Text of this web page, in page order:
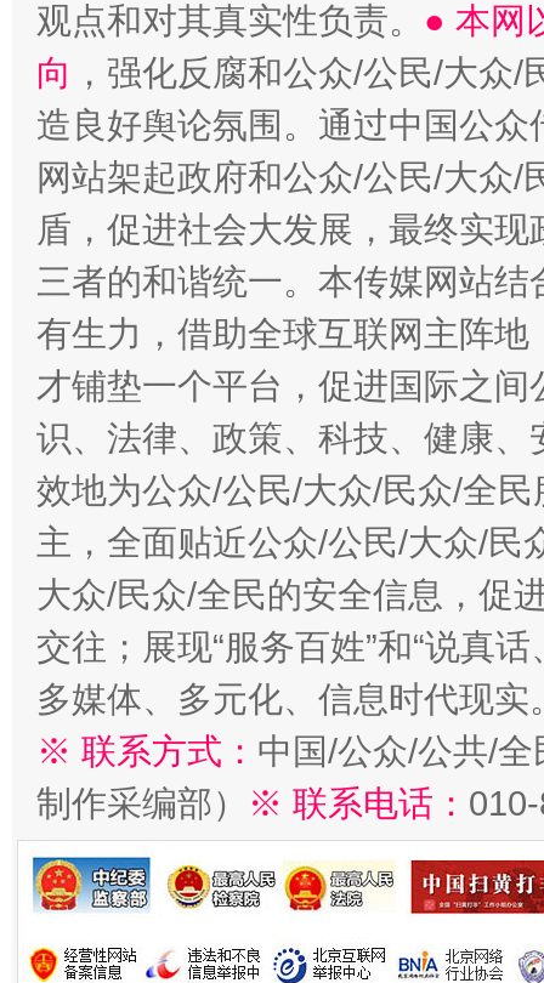
观点和对其真实性负责。 ● 本网
向 ，强化反腐和公众/公民/大众
造良好舆论氛围。通过中国公
网站架起政府和公众/公民/大众
盾，促进社会大发展，最终实
三者的和谐统一。本传媒网站
有生力，借助全球互联网主阵
才铺垫一个平台，促进国际之
识、法律、政策、科技、健康
效地为公众/公民/大众/民众/全
主，全面贴近公众/公民/大众/民
大众/民众/全民的安全信息，促
交往；展现“服务百姓”和“说真
多媒体、多元化、信息时代现实
※ 联系方式： 中国/公众/公共/
制作采编部）
※ 联系电话：